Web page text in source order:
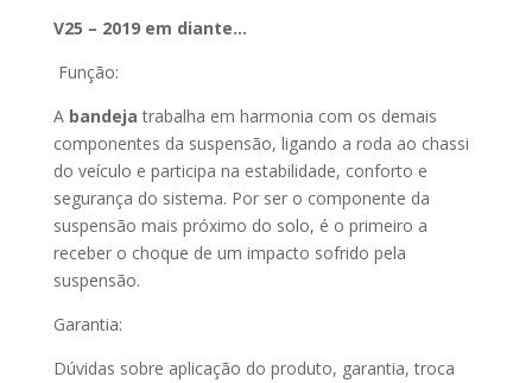
V25 – 2019 em diante…
Função:
A bandeja trabalha em harmonia com os demais
componentes da suspensão, ligando a roda ao chassi
do veículo e participa na estabilidade, conforto e
segurança do sistema. Por ser o componente da
suspensão mais próximo do solo, é o primeiro a
receber o choque de um impacto sofrido pela
suspensão.
Garantia:
Dúvidas sobre aplicação do produto, garantia, troca